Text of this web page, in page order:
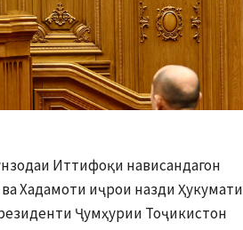
Иттифоқи нависандагон
Хадамоти иҷрои назди Ҳукумати
Ҷумҳурии Тоҷикистон